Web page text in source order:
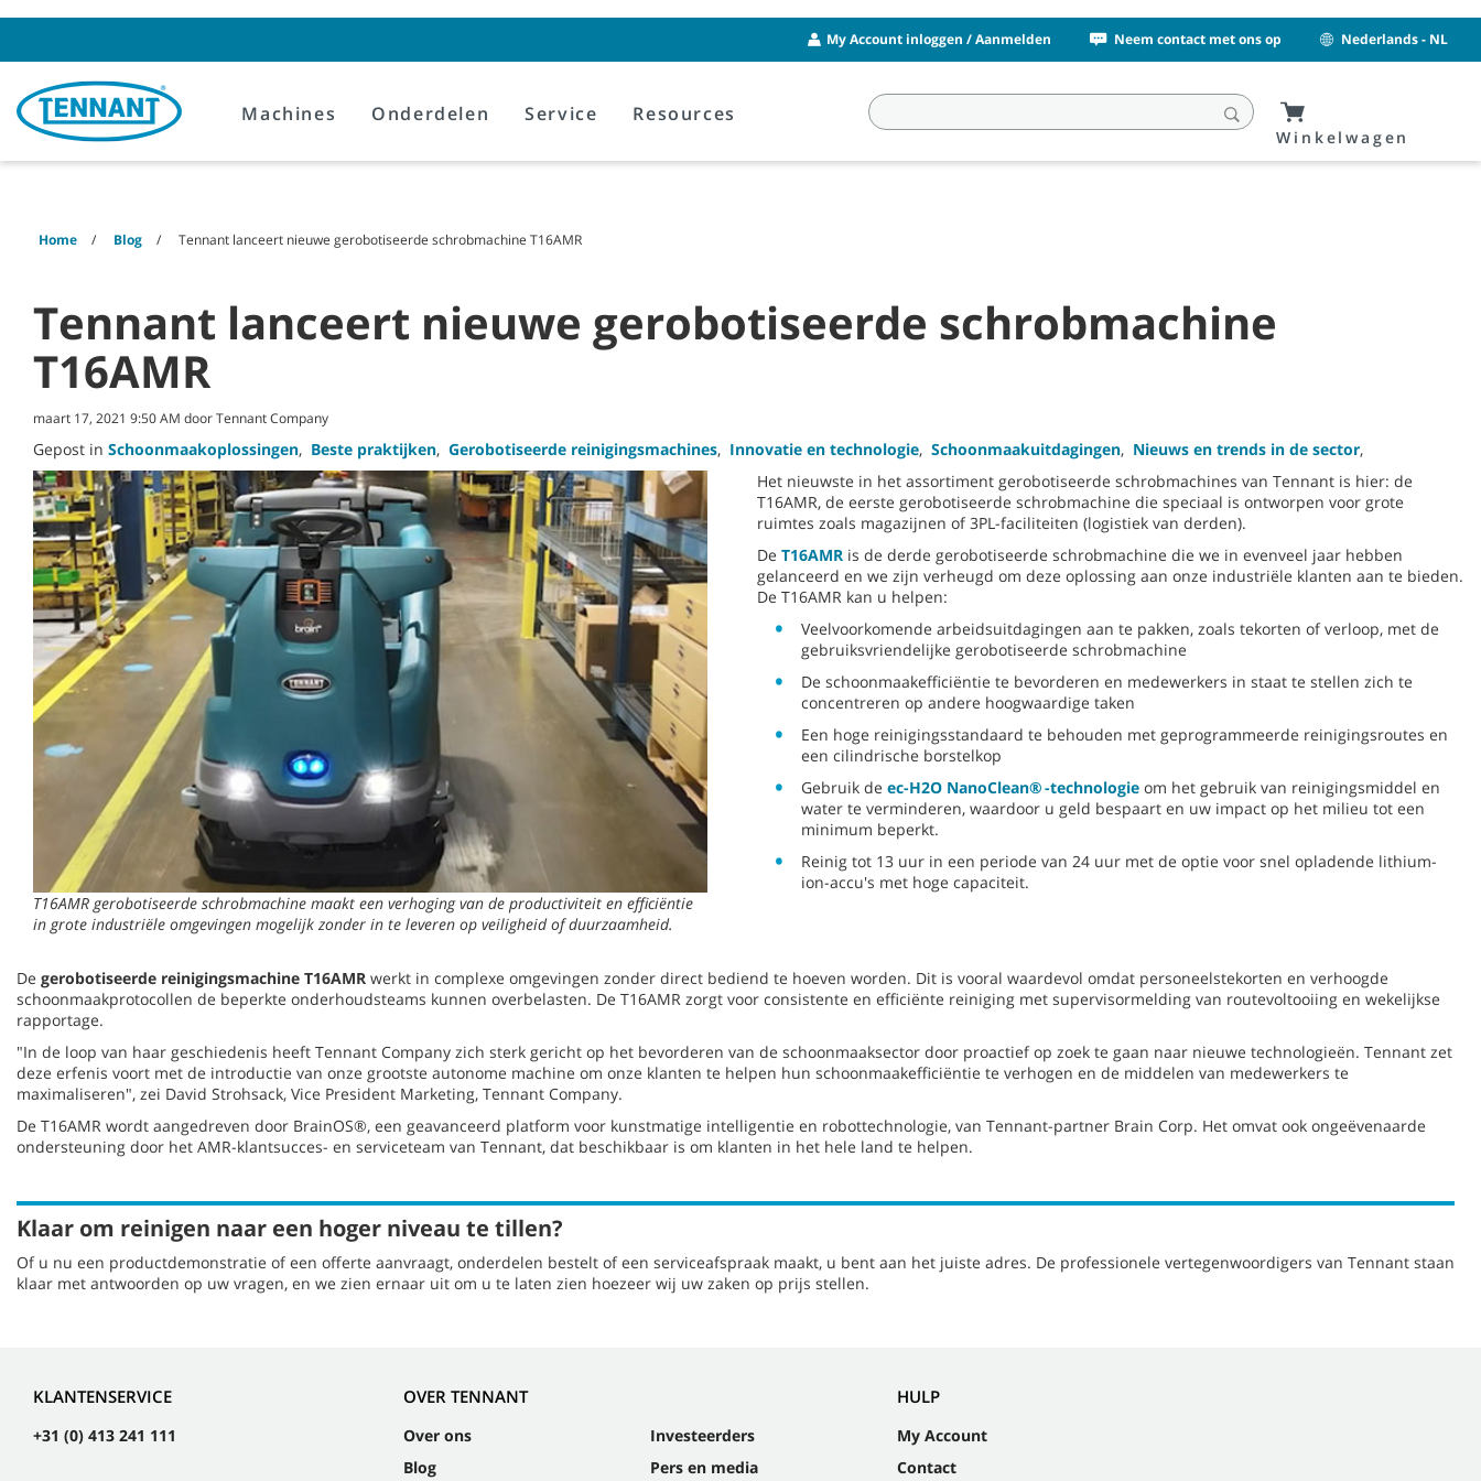
My Account inloggen / Aanmelden Neem contact met ons op Nederlands - NL
Machines Onderdelen Service Resources
Winkelwagen
Home Blog Tennant lanceert nieuwe gerobotiseerde schrobmachine T16AMR
Tennant lanceert nieuwe gerobotiseerde schrobmachine
T16AMR
maart 17, 2021 9:50 AM door Tennant Company
Gepost in Schoonmaakoplossingen, Beste praktijken, Gerobotiseerde reinigingsmachines, Innovatie en technologie, Schoonmaakuitdagingen, Nieuws en trends in de sector,
T16AMR gerobotiseerde schrobmachine maakt een verhoging van de productiviteit en efficiëntie
in grote industriële omgevingen mogelijk zonder in te leveren op veiligheid of duurzaamheid.
Het nieuwste in het assortiment gerobotiseerde schrobmachines van Tennant is hier: de
T16AMR, de eerste gerobotiseerde schrobmachine die speciaal is ontworpen voor grote
ruimtes zoals magazijnen of 3PL-faciliteiten (logistiek van derden).
De T16AMR is de derde gerobotiseerde schrobmachine die we in evenveel jaar hebben
gelanceerd en we zijn verheugd om deze oplossing aan onze industriële klanten aan te bieden.
De T16AMR kan u helpen:
Veelvoorkomende arbeidsuitdagingen aan te pakken, zoals tekorten of verloop, met de
gebruiksvriendelijke gerobotiseerde schrobmachine
De schoonmaakefficiëntie te bevorderen en medewerkers in staat te stellen zich te
concentreren op andere hoogwaardige taken
Een hoge reinigingsstandaard te behouden met geprogrammeerde reinigingsroutes en
een cilindrische borstelkop
Gebruik de ec-H2O NanoClean® -technologie om het gebruik van reinigingsmiddel en
water te verminderen, waardoor u geld bespaart en uw impact op het milieu tot een
minimum beperkt.
Reinig tot 13 uur in een periode van 24 uur met de optie voor snel opladende lithium-
ion-accu's met hoge capaciteit.
De gerobotiseerde reinigingsmachine T16AMR werkt in complexe omgevingen zonder direct bediend te hoeven worden. Dit is vooral waardevol omdat personeelstekorten en verhoogde
schoonmaakprotocollen de beperkte onderhoudsteams kunnen overbelasten. De T16AMR zorgt voor consistente en efficiënte reiniging met supervisormelding van routevoltooiing en wekelijkse
rapportage.
"In de loop van haar geschiedenis heeft Tennant Company zich sterk gericht op het bevorderen van de schoonmaaksector door proactief op zoek te gaan naar nieuwe technologieën. Tennant zet
deze erfenis voort met de introductie van onze grootste autonome machine om onze klanten te helpen hun schoonmaakefficiëntie te verhogen en de middelen van medewerkers te
maximaliseren", zei David Strohsack, Vice President Marketing, Tennant Company.
De T16AMR wordt aangedreven door BrainOS®, een geavanceerd platform voor kunstmatige intelligentie en robottechnologie, van Tennant-partner Brain Corp. Het omvat ook ongeëvenaarde
ondersteuning door het AMR-klantsucces- en serviceteam van Tennant, dat beschikbaar is om klanten in het hele land te helpen.
Klaar om reinigen naar een hoger niveau te tillen?
Of u nu een productdemonstratie of een offerte aanvraagt, onderdelen bestelt of een serviceafspraak maakt, u bent aan het juiste adres. De professionele vertegenwoordigers van Tennant staan
klaar met antwoorden op uw vragen, en we zien ernaar uit om u te laten zien hoezeer wij uw zaken op prijs stellen.
KLANTENSERVICE
+31 (0) 413 241 111
OVER TENNANT
Over ons
Blog
Investeerders
Pers en media
HULP
My Account
Contact